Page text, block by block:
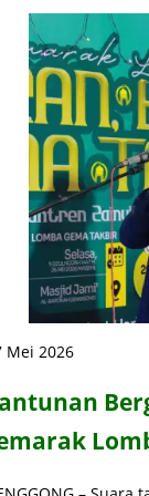
Mei 2026